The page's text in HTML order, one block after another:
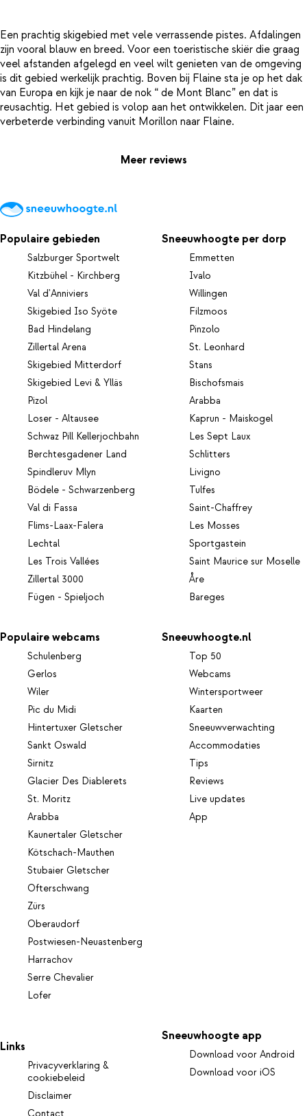
Een prachtig skigebied met vele verrassende pistes. Afdalingen
zijn vooral blauw en breed. Voor een toeristische skiër die graag
veel afstanden afgelegd en veel wilt genieten van de omgeving
is dit gebied werkelijk prachtig. Boven bij Flaine sta je op het dak
van Europa en kijk je naar de nok “ de Mont Blanc” en dat is
reusachtig. Het gebied is volop aan het ontwikkelen. Dit jaar een
Meer reviews
Populaire gebieden
Salzburger Sportwelt
Kitzbühel - Kirchberg
Val d'Anniviers
Skigebied Iso Syöte
Bad Hindelang
Zillertal Arena
Skigebied Mitterdorf
Skigebied Levi & Ylläs
Pizol
Loser - Altausee
Schwaz Pill Kellerjochbahn
Berchtesgadener Land
Spindleruv Mlyn
Bödele - Schwarzenberg
Val di Fassa
Flims-Laax-Falera
Lechtal
Les Trois Vallées
Zillertal 3000
Fügen - Spieljoch
Sneeuwhoogte per dorp
Emmetten
Ivalo
Willingen
Filzmoos
Pinzolo
St. Leonhard
Stans
Bischofsmais
Arabba
Kaprun - Maiskogel
Les Sept Laux
Schlitters
Livigno
Tulfes
Saint-Chaffrey
Les Mosses
Sportgastein
Saint Maurice sur Moselle
Åre
Bareges
Populaire webcams
Schulenberg
Gerlos
Wiler
Pic du Midi
Hintertuxer Gletscher
Sankt Oswald
Sirnitz
Glacier Des Diablerets
St. Moritz
Arabba
Kaunertaler Gletscher
Kötschach-Mauthen
Stubaier Gletscher
Ofterschwang
Zürs
Oberaudorf
Postwiesen-Neuastenberg
Harrachov
Serre Chevalier
Lofer
Sneeuwhoogte.nl
Top 50
Webcams
Wintersportweer
Kaarten
Sneeuwverwachting
Accommodaties
Tips
Reviews
Live updates
App
Links
Privacyverklaring &
cookiebeleid
Disclaimer
Sneeuwhoogte app
Download voor Android
Download voor iOS